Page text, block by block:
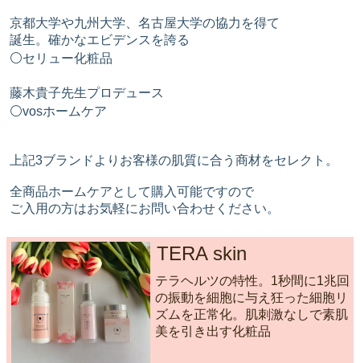
京都大学や九州大学、名古屋大学の協力を得て
誕生。確かなエビデンスを誇る
⚪️セリュー化粧品
藤木貴子先生プロデュース
⚪️vosホームケア
上記3ブランドよりお客様の肌質に合う商材をセレクト。
全商品ホームケアとして購入可能ですので
ご入用の方はお気軽にお問い合わせください。
TERA skin
テラヘルツの特性。1秒間に1兆回
の振動を細胞に与え狂った細胞リ
ズムを正常化。肌刺激なしで素肌
美を引き出す化粧品